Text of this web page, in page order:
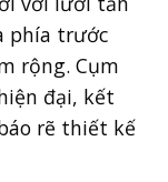
phía trước
rộng. Cụm
đại, kết
rẽ thiết kế